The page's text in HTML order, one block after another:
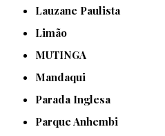
Lauzane Paulista
Limão
MUTINGA
Mandaqui
Parada Inglesa
Parque Anhembi